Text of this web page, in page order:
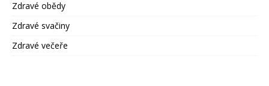
Zdravé obědy
Zdravé svačiny
Zdravé večeře